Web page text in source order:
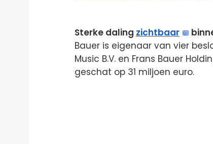
Sterke daling zichtbaar
Bauer is eigenaar van vier
Music B.V. en Frans Bauer
geschat op 31 miljoen euro.